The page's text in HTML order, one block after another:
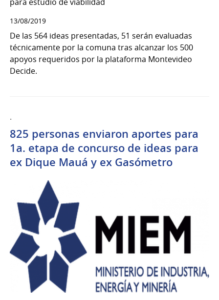
13/08/2019
De las 564 ideas presentadas, 51 serán evaluadas
técnicamente por la comuna tras alcanzar los 500
apoyos requeridos por la plataforma Montevideo
Decide.
.
825 personas enviaron aportes para
1a. etapa de concurso de ideas para
ex Dique Mauá y ex Gasómetro